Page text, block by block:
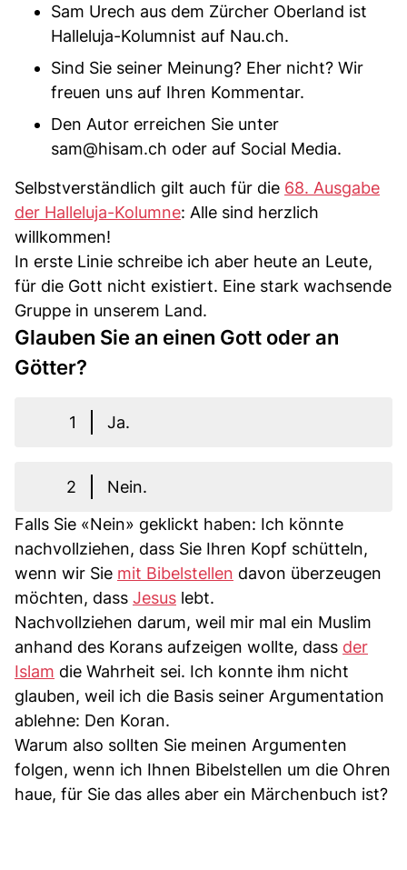
Sam Urech aus dem Zürcher Oberland ist
Halleluja-Kolumnist auf Nau.ch.
Sind Sie seiner Meinung? Eher nicht? Wir
freuen uns auf Ihren Kommentar.
Den Autor erreichen Sie unter
sam@hisam.ch oder auf Social Media.
Selbstverständlich gilt auch für die 68. Ausgabe
der Halleluja-Kolumne: Alle sind herzlich
willkommen!
In erste Linie schreibe ich aber heute an Leute,
für die Gott nicht existiert. Eine stark wachsende
Gruppe in unserem Land.
Glauben Sie an einen Gott oder an
Götter?
1 Ja.
2
Nein.
Falls Sie «Nein» geklickt haben: Ich könnte
nachvollziehen, dass Sie Ihren Kopf schütteln,
wenn wir Sie mit Bibelstellen davon überzeugen
möchten, dass Jesus lebt.
Nachvollziehen darum, weil mir mal ein Muslim
anhand des Korans aufzeigen wollte, dass der
Islam die Wahrheit sei. Ich konnte ihm nicht
glauben, weil ich die Basis seiner Argumentation
ablehne: Den Koran.
Warum also sollten Sie meinen Argumenten
folgen, wenn ich Ihnen Bibelstellen um die Ohren
haue, für Sie das alles aber ein Märchenbuch ist?